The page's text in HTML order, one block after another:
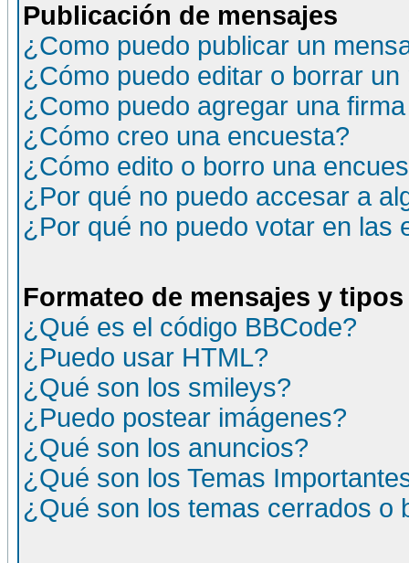
Publicación de mensajes
¿Como puedo publicar un
¿Cómo puedo editar o borrar un
¿Como puedo agregar una
¿Cómo creo una encuesta?
¿Cómo edito o borro una
¿Por qué no puedo accesar a
¿Por qué no puedo votar en las
Formateo de mensajes y
¿Qué es el código BBCode?
¿Puedo usar HTML?
¿Qué son los smileys?
¿Puedo postear imágenes?
¿Qué son los anuncios?
¿Qué son los Temas
¿Qué son los temas cerrados o